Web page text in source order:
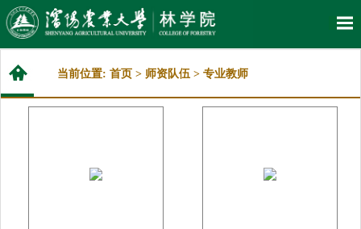
当前位置: 首页 > 师资队伍 > 专业教师